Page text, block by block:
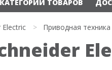
КАТЕГОРИИ ТОВАРОВ
Electric > Приводная техника